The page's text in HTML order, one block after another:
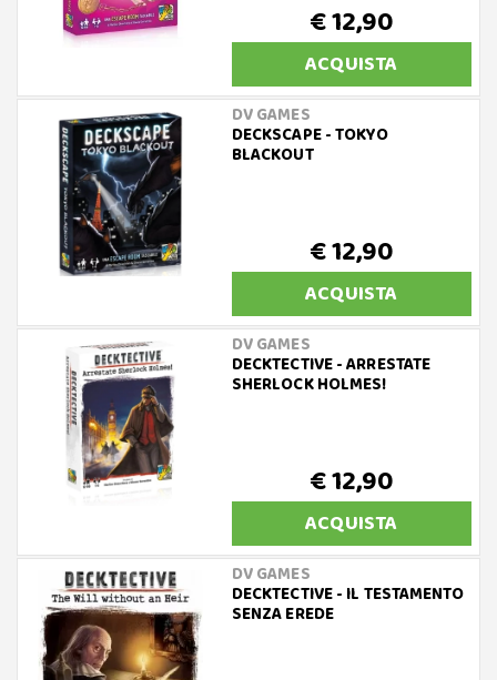
€ 12,90
ACQUISTA
DV GAMES
DECKSCAPE - TOKYO
BLACKOUT
€ 12,90
ACQUISTA
DV GAMES
DECKTECTIVE - ARRESTATE
SHERLOCK HOLMES!
€ 12,90
ACQUISTA
DV GAMES
DECKTECTIVE - IL TESTAMENTO
SENZA EREDE